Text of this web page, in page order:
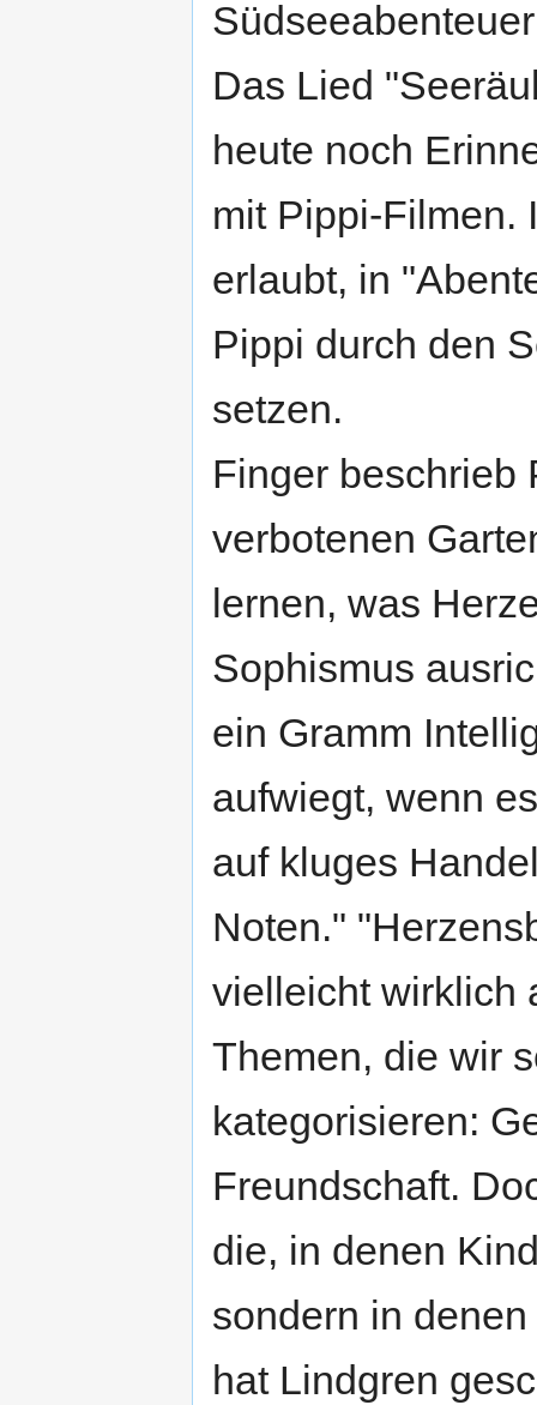
Das Lied
heute noch
mit Pippi-Filmen.
erlaubt, in
Pippi durch den
setzen.
Finger beschrieb
verbotenen
lernen, was
Sophismus
ein Gramm
aufwiegt, wenn
auf kluges
Noten."
vielleicht wirklich
Themen, die wir
kategorisieren:
Freundschaft.
die, in denen
sondern in
hat Lindgren